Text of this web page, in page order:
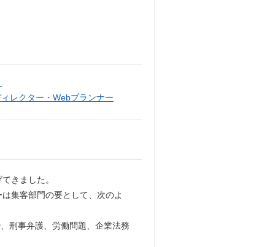
レクター・Webプランナー
きました。
集客部門の要として、次のよ
刑事弁護、労働問題、企業法務